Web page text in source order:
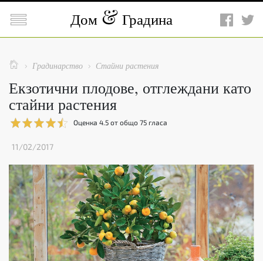
 Дом Градина
  Градинарство  Стайни растения
Екзотични плодове, отглеждани като
стайни растения
Оценка 4.5 от общо 75 гласа
11/02/2017